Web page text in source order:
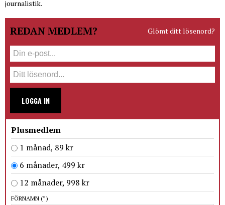
journalistik.
REDAN MEDLEM? Glömt ditt lösenord?
LOGGA IN
Plusmedlem
1 månad, 89 kr
6 månader, 499 kr
12 månader, 998 kr
FÖRNAMN (*)